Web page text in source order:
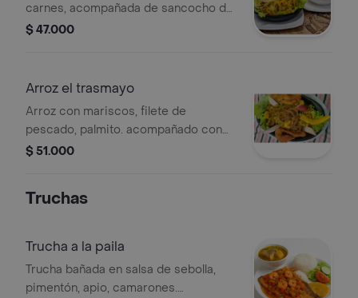
carnes, acompañada de sancocho de
pescado y patacón.
$ 47.000
Arroz el trasmayo
Arroz con mariscos, filete de
pescado, palmito. acompañado con
arroz blanco o arroz coco, ensalada,
$ 51.000
Truchas
Trucha a la paila
Trucha bañada en salsa de sebolla,
pimentón, apio, camarones.